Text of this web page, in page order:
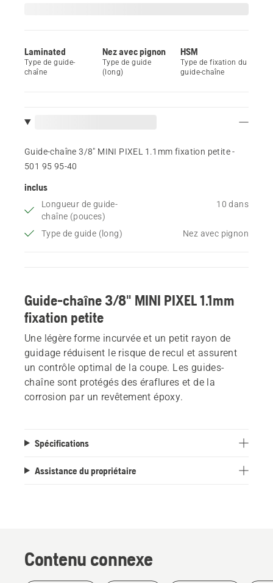
Laminated
Type de guide-
chaîne
Nez avec pignon
Type de guide
(long)
HSM
Type de fixation du
guide-chaîne
Guide-chaîne 3/8" MINI PIXEL 1.1mm fixation petite -
501 95 95‑40
inclus
Longueur de guide-
chaîne (pouces)
10 dans
Type de guide (long) Nez avec pignon
Guide-chaîne 3/8" MINI PIXEL 1.1mm
fixation petite
Une légère forme incurvée et un petit rayon de
guidage réduisent le risque de recul et assurent
un contrôle optimal de la coupe. Les guides-
chaîne sont protégés des éraflures et de la
corrosion par un revêtement époxy.
Spécifications
Assistance du propriétaire
Contenu connexe